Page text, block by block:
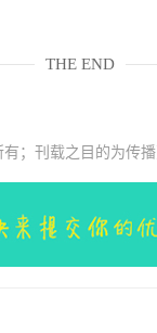
THE END
；刊载之目的为传